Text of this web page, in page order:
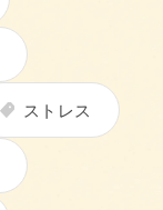
ストレス